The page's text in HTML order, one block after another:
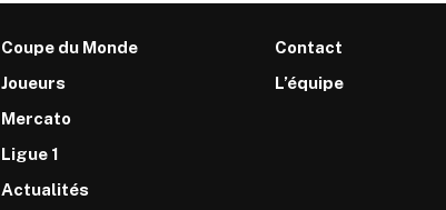
Coupe du Monde
Joueurs
Mercato
Ligue 1
Actualités
Contact
L’équipe